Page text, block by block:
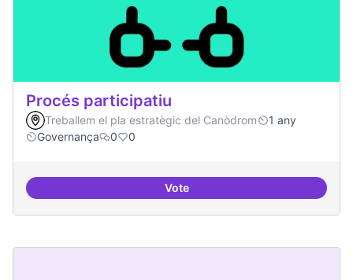
Procés participatiu
Treballem el pla estratègic del Canòdrom
1 any
Governança
0 0
VoteProcés participatiu